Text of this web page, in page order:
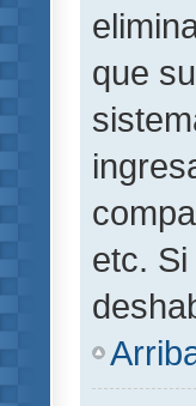
que
etc.